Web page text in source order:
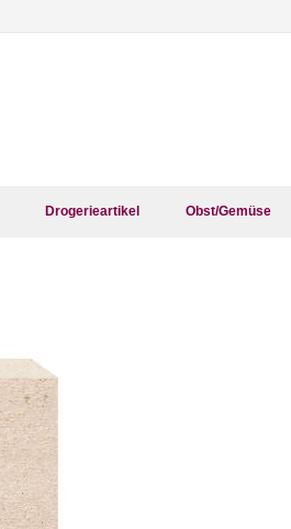
Drogerieartikel Obst/Gemüse